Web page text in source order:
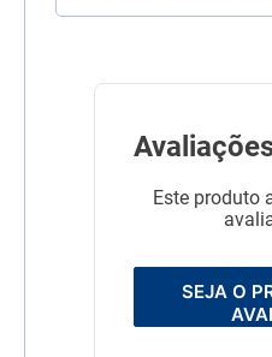
Este produto
SEJA O